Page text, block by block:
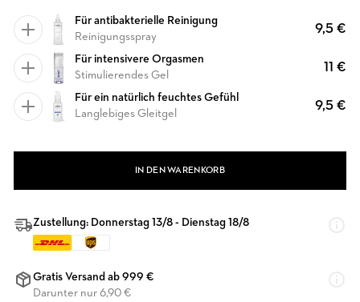
Für antibakterielle Reinigung
Reinigungsspray
9,5 €
Für intensivere Orgasmen
Stimulierendes Gel
11 €
Für ein natürlich feuchtes Gefühl
Langlebiges Gleitgel
9,5 €
IN DEN WARENKORB
Zustellung: Donnerstag 13/8 - Dienstag 18/8
Gratis Versand ab 999 €
Darunter nur 6,90 €